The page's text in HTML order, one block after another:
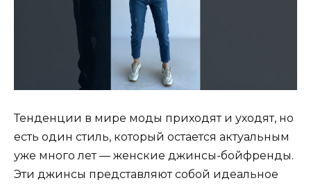
Тенденции в мире моды приходят и уходят, но
есть один стиль, который остается актуальным
уже много лет — женские джинсы-бойфренды.
Эти джинсы представляют собой идеальное